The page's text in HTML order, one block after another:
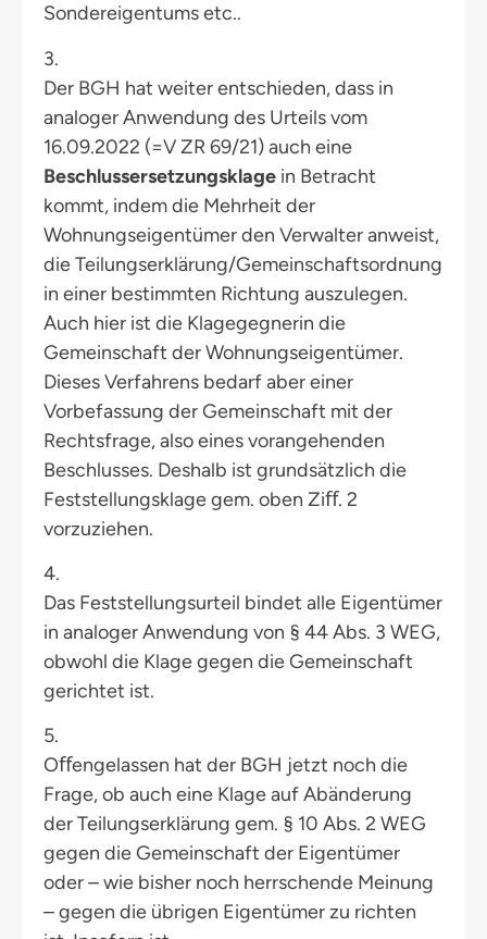
Sondereigentums etc..
3.
Der BGH hat weiter entschieden, dass in
analoger Anwendung des Urteils vom
16.09.2022 (=V ZR 69/21) auch eine
Beschlussersetzungsklage in Betracht
kommt, indem die Mehrheit der
Wohnungseigentümer den Verwalter anweist,
die Teilungserklärung/Gemeinschaftsordnung
in einer bestimmten Richtung auszulegen.
Auch hier ist die Klagegegnerin die
Gemeinschaft der Wohnungseigentümer.
Dieses Verfahrens bedarf aber einer
Vorbefassung der Gemeinschaft mit der
Rechtsfrage, also eines vorangehenden
Beschlusses. Deshalb ist grundsätzlich die
Feststellungsklage gem. oben Ziﬀ. 2
vorzuziehen.
4.
Das Feststellungsurteil bindet alle Eigentümer
in analoger Anwendung von § 44 Abs. 3 WEG,
obwohl die Klage gegen die Gemeinschaft
gerichtet ist.
5.
Oﬀengelassen hat der BGH jetzt noch die
Frage, ob auch eine Klage auf Abänderung
der Teilungserklärung gem. § 10 Abs. 2 WEG
gegen die Gemeinschaft der Eigentümer
oder – wie bisher noch herrschende Meinung
– gegen die übrigen Eigentümer zu richten